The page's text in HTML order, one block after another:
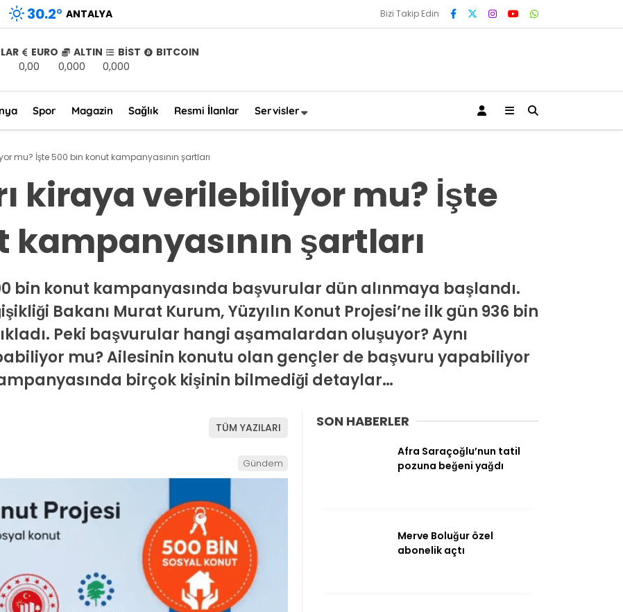
Magazin
30.2° ANTALYA Bizi Takip Edin
EURO
0,00
ALTIN
0,000
BİST
0,000
BITCOIN
Spor Magazin Sağlık Resmi İlanlar Servisler
mu? İşte 500 bin konut kampanyasının şartları
kiraya verilebiliyor mu? İşte
şartları
bin konut kampanyasında başvurular dün alınmaya başlandı.
Bakanı Murat Kurum, Yüzyılın Konut Projesi’ne ilk gün 936 bin
Peki başvurular hangi aşamalardan oluşuyor? Aynı
mu? Ailesinin konutu olan gençler de başvuru yapabiliyor
birçok kişinin bilmediği detaylar…
TÜM YAZILARI
Gündem
SON HABERLER
Afra Saraçoğlu’nun tatil
pozuna beğeni yağdı
Merve Boluğur özel
abonelik açtı